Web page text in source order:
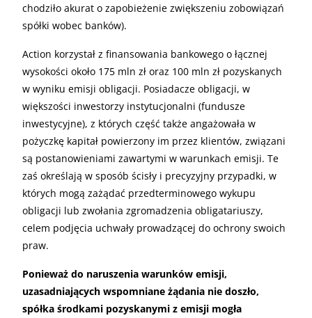
chodziło akurat o zapobieżenie zwiększeniu zobowiązań
spółki wobec banków).
Action korzystał z finansowania bankowego o łącznej
wysokości około 175 mln zł oraz 100 mln zł pozyskanych
w wyniku emisji obligacji. Posiadacze obligacji, w
większości inwestorzy instytucjonalni (fundusze
inwestycyjne), z których część także angażowała w
pożyczkę kapitał powierzony im przez klientów, związani
są postanowieniami zawartymi w warunkach emisji. Te
zaś określają w sposób ścisły i precyzyjny przypadki, w
których mogą zażądać przedterminowego wykupu
obligacji lub zwołania zgromadzenia obligatariuszy,
celem podjęcia uchwały prowadzącej do ochrony swoich
praw.
Ponieważ do naruszenia warunków emisji,
uzasadniających wspomniane żądania nie doszło,
spółka środkami pozyskanymi z emisji mogła